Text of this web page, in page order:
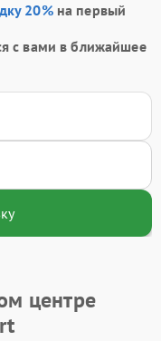
20%на первый
с вами в ближайшее
центре